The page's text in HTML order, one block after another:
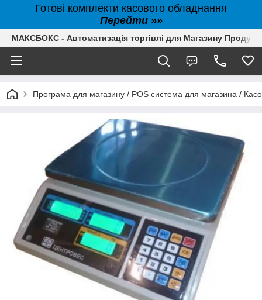
Готові комплекти касового обладнання
Перейти »»
МАКСБОКС - Автоматизація торгівлі для Магазину
Програма для магазину / POS система для магазина /